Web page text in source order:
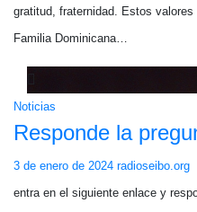
gratitud, fraternidad. Estos
Familia Dominicana…
Noticias
Responde la
3 de enero de 2024 radioseibo.org
entra en el siguiente enlace y